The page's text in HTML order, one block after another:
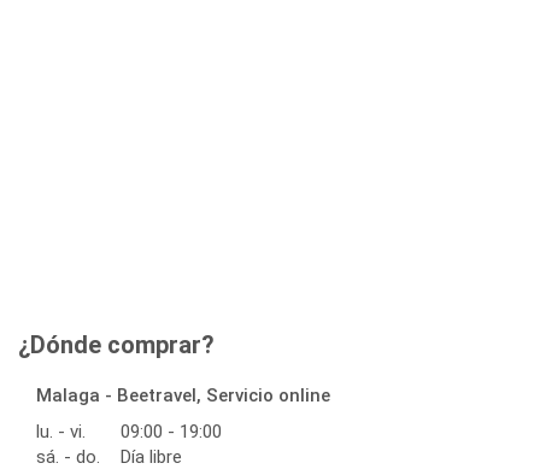
¿Dónde comprar?
Malaga - Beetravel, Servicio online
lu. - vi.
09:00 - 19:00
sá. - do.
Día libre